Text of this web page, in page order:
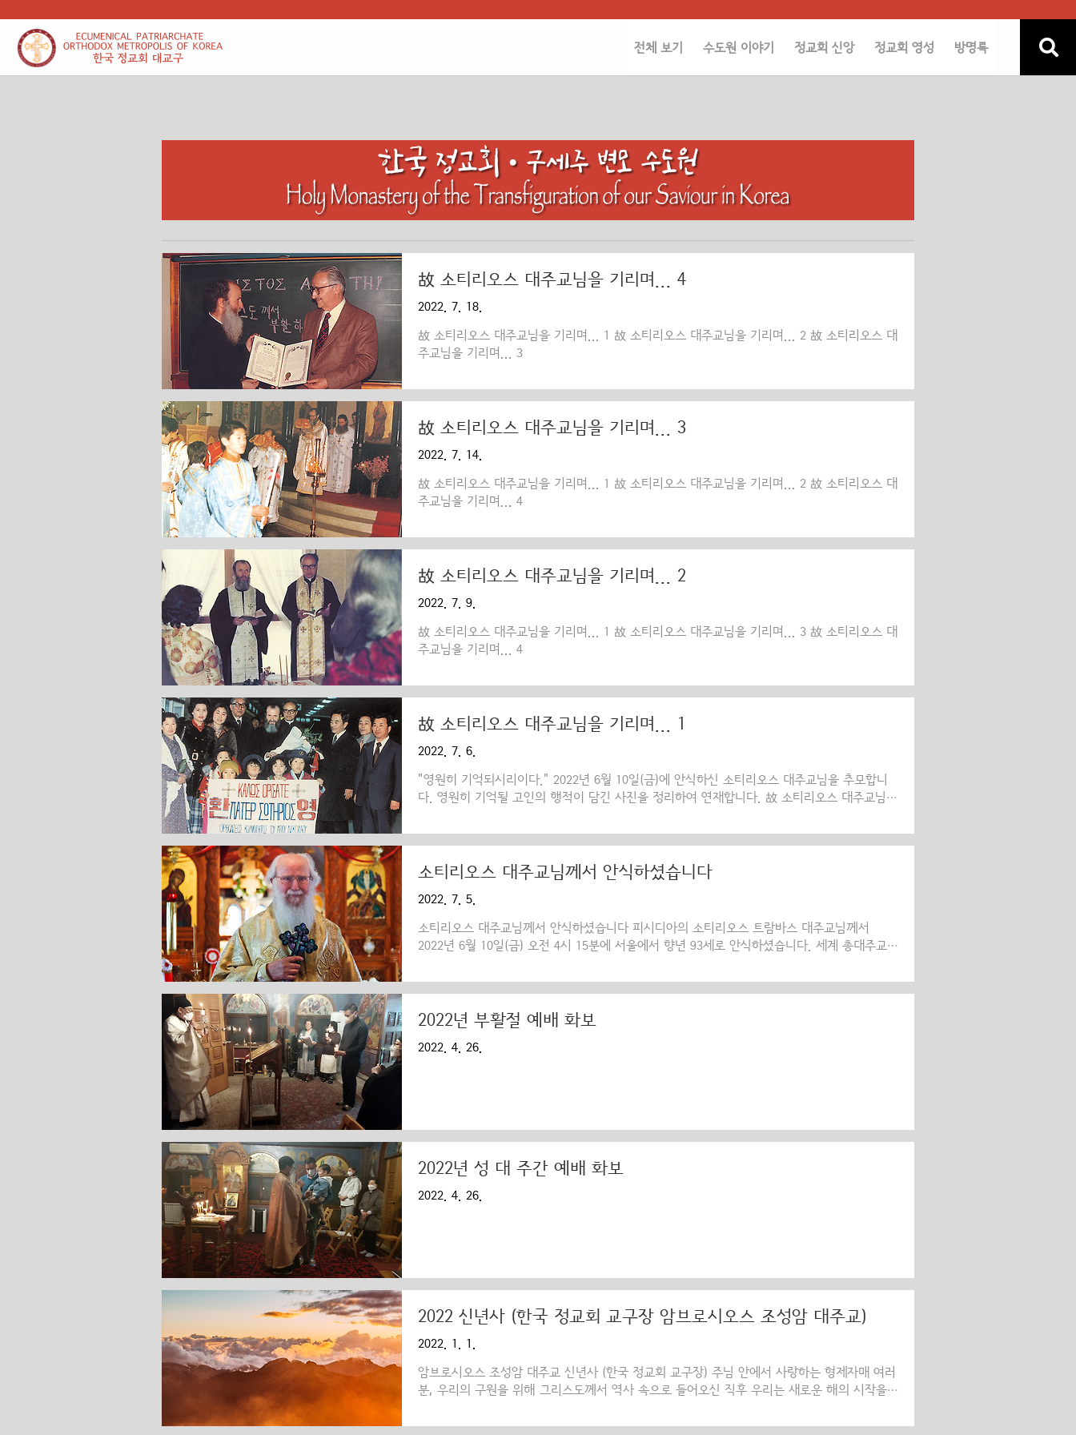
전체 보기 수도원 이야기 정교회 신앙 정교회 영성 방명록
故 소티리오스 대주교님을 기리며... 4
2022. 7. 18.
故 소티리오스 대주교님을 기리며... 1 故 소티리오스 대주교님을 기리며... 2 故 소티리오스 대
주교님을 기리며... 3
故 소티리오스 대주교님을 기리며... 3
2022. 7. 14.
故 소티리오스 대주교님을 기리며... 1 故 소티리오스 대주교님을 기리며... 2 故 소티리오스 대
주교님을 기리며... 4
故 소티리오스 대주교님을 기리며... 2
2022. 7. 9.
故 소티리오스 대주교님을 기리며... 1 故 소티리오스 대주교님을 기리며... 3 故 소티리오스 대
주교님을 기리며... 4
故 소티리오스 대주교님을 기리며... 1
2022. 7. 6.
"영원히 기억되시리이다." 2022년 6월 10일(금)에 안식하신 소티리오스 대주교님을 추모합니
다. 영원히 기억될 고인의 행적이 담긴 사진을 정리하여 연재합니다. 故 소티리오스 대주교님을
소티리오스 대주교님께서 안식하셨습니다
2022. 7. 5.
소티리오스 대주교님께서 안식하셨습니다 피시디아의 소티리오스 트람바스 대주교님께서
2022년 6월 10일(금) 오전 4시 15분에 서울에서 향년 93세로 안식하셨습니다. 세계 총대주교청
생에서 절제와 분별력을 가지고 계셨습니다. 이 모든 덕망을 품에 안고 하늘로 떠나셨습니다.
신하신 분께서, 주님의 포도밭에서 지치지 않고 씩씩하게 일하던 일꾼께서, 살아있는 선교사들
지상의 삶에서 놀랍고 존경할 만한 영적 업적을 남기셨습니다. 악한 마음과 사..
2022년 부활절 예배 화보
2022. 4. 26.
2022년 성 대 주간 예배 화보
2022. 4. 26.
2022 신년사 (한국 정교회 교구장 암브로시오스 조성암 대주교)
2022. 1. 1.
암브로시오스 조성암 대주교 신년사 (한국 정교회 교구장) 주님 안에서 사랑하는 형제자매 여러
분, 우리의 구원을 위해 그리스도께서 역사 속으로 들어오신 직후 우리는 새로운 해의 시작을
해 주신 주님의 관대한 선물에 대해 자애로우신 주님께 영광과 감사를 드리는 시간입니다. 또